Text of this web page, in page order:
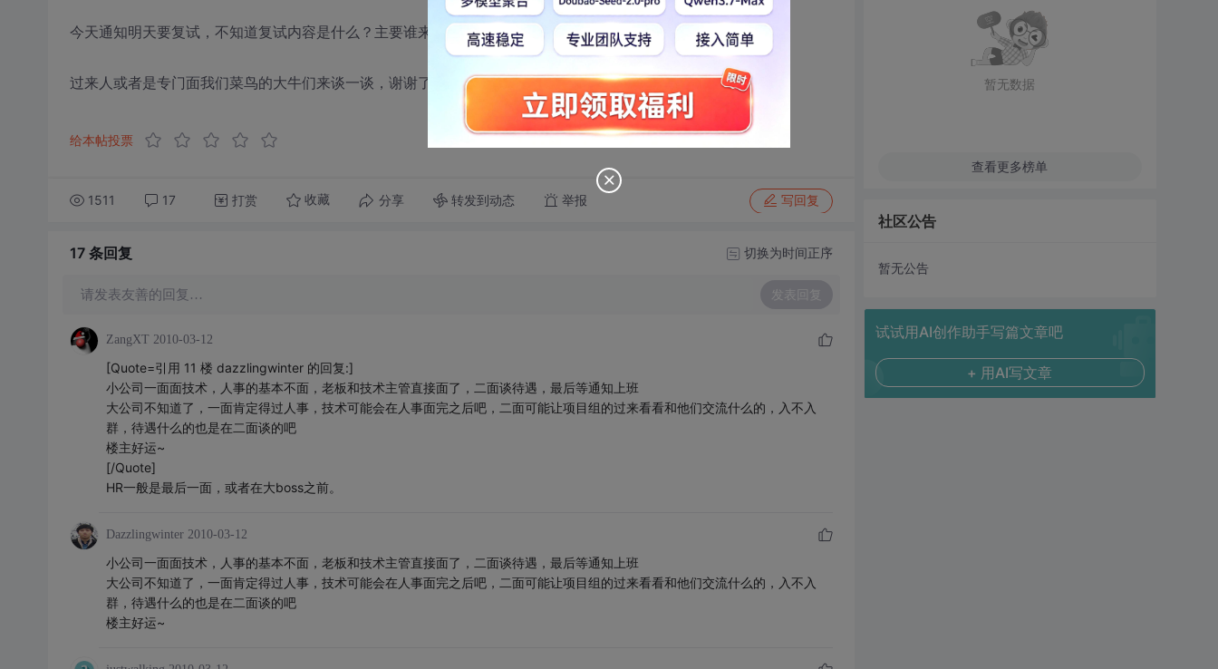
今天通知明天要复试，不知道复试内容是什么？主要谁来复试我，录取的概率有多大？
过来人或者是专门面我们菜鸟的大牛们来谈一谈，谢谢了，有点紧张，阿门！！！
给本帖投票
1511 17 打赏 收藏 分享 转发到动态 举报 写回复
17 条回复 切换为时间正序
请发表友善的回复… 发表回复
ZangXT 2010-03-12
[Quote=引用 11 楼 dazzlingwinter 的回复:]
小公司一面面技术，人事的基本不面，老板和技术主管直接面了，二面谈待遇，最后等通知上班
大公司不知道了，一面肯定得过人事，技术可能会在人事面完之后吧，二面可能让项目组的过来看看和他们交流什么的，入不入
群，待遇什么的也是在二面谈的吧
楼主好运~
[/Quote]
HR一般是最后一面，或者在大boss之前。
Dazzlingwinter 2010-03-12
小公司一面面技术，人事的基本不面，老板和技术主管直接面了，二面谈待遇，最后等通知上班
大公司不知道了，一面肯定得过人事，技术可能会在人事面完之后吧，二面可能让项目组的过来看看和他们交流什么的，入不入
群，待遇什么的也是在二面谈的吧
楼主好运~
暂无数据
查看更多榜单
社区公告
暂无公告
试试用AI创作助手写篇文章吧
+ 用AI写文章